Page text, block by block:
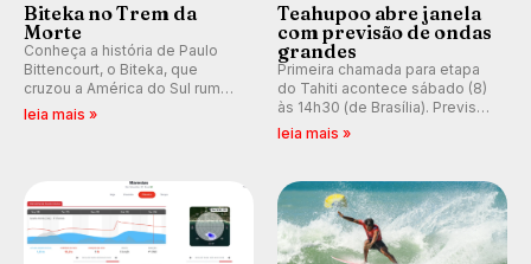
Biteka no Trem da
Morte
Conheça a história de Paulo
Bittencourt, o Biteka, que
cruzou a América do Sul rumo
ao Pacífico em uma jornada
leia mais »
Teahupoo abre janela
com previsão de ondas
grandes
Primeira chamada para etapa
do Tahiti acontece sábado (8)
às 14h30 (de Brasília). Previsão
indica swell consistente.
Kelly Slater convidado.
leia mais »